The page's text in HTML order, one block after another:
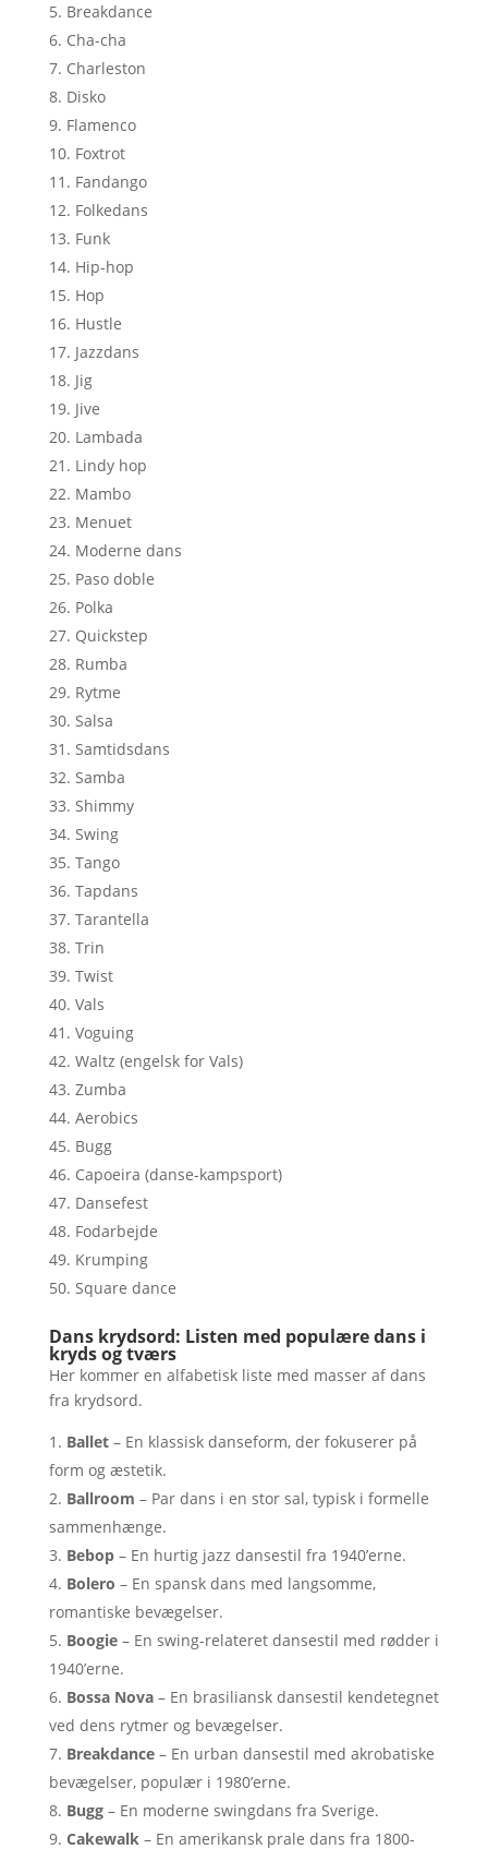
Breakdance
Cha-cha
Charleston
Disko
Flamenco
Foxtrot
Fandango
Folkedans
Funk
Hip-hop
Hop
Hustle
Jazzdans
Jig
Jive
Lambada
Lindy hop
Mambo
Menuet
Moderne dans
Paso doble
Polka
Quickstep
Rumba
Rytme
Salsa
Samtidsdans
Samba
Shimmy
Swing
Tango
Tapdans
Tarantella
Trin
Twist
Vals
Voguing
Waltz (engelsk for Vals)
Zumba
Aerobics
Bugg
Capoeira (danse-kampsport)
Dansefest
Fodarbejde
Krumping
Square dance
Dans krydsord: Listen med populære dans i
kryds og tværs
Her kommer en alfabetisk liste med masser af dans
fra krydsord.
Ballet– En klassisk danseform, der fokuserer på
form og æstetik.
Ballroom – Par dans i en stor sal, typisk i formelle
sammenhænge.
Bebop– En hurtig jazz dansestil fra 1940’erne.
Bolero – En spansk dans med langsomme,
romantiske bevægelser.
Boogie– En swing-relateret dansestil med rødder i
1940’erne.
Bossa Nova– En brasiliansk dansestil kendetegnet
ved dens rytmer og bevægelser.
Breakdance– En urban dansestil med akrobatiske
bevægelser, populær i 1980’erne.
Bugg– En moderne swingdans fra Sverige.
Cakewalk– En amerikansk prale dans fra 1800-